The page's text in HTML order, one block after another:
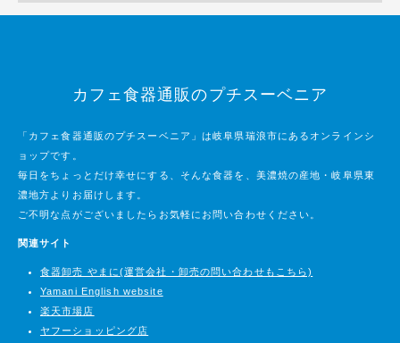
カフェ食器通販のプチスーベニア
「カフェ食器通販のプチスーベニア」は岐阜県瑞浪市にあるオンラインシ
ョップです。
毎日をちょっとだけ幸せにする、そんな食器を、美濃焼の産地・岐阜県東
濃地方よりお届けします。
ご不明な点がございましたらお気軽にお問い合わせください。
関連サイト
食器卸売 やまに(運営会社・卸売の問い合わせもこちら)
Yamani English website
楽天市場店
ヤフーショッピング店